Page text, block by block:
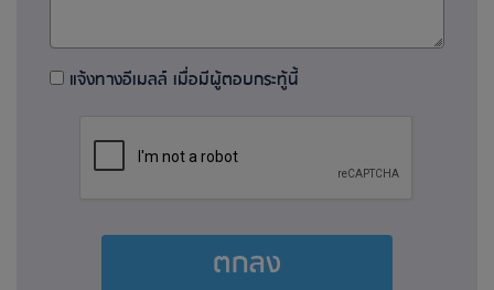
แจ้งทางอีเมลล์ เมื่อมีผู้ตอบกระทู้นี้
ตกลง